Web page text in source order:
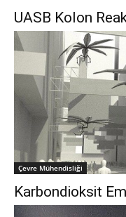
UASB Kolon
Çevre Mühendisliği
Karbondioksit